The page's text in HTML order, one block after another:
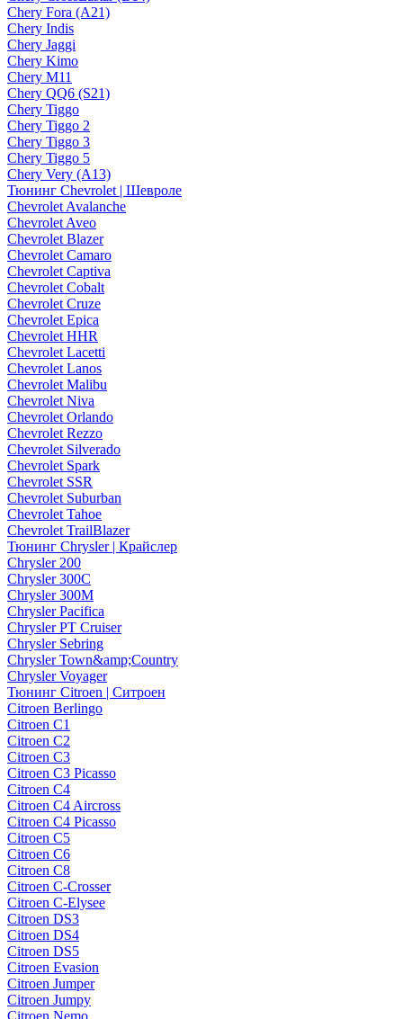
Chery Fora (A21)
Chery Indis
Chery Jaggi
Chery Kimo
Chery M11
Chery QQ6 (S21)
Chery Tiggo
Chery Tiggo 2
Chery Tiggo 3
Chery Tiggo 5
Chery Very (A13)
Тюнинг Chevrolet | Шевроле
Chevrolet Avalanche
Chevrolet Aveo
Chevrolet Blazer
Chevrolet Camaro
Chevrolet Captiva
Chevrolet Cobalt
Chevrolet Cruze
Chevrolet Epica
Chevrolet HHR
Chevrolet Lacetti
Chevrolet Lanos
Chevrolet Malibu
Chevrolet Niva
Chevrolet Orlando
Chevrolet Rezzo
Chevrolet Silverado
Chevrolet Spark
Chevrolet SSR
Chevrolet Suburban
Chevrolet Tahoe
Chevrolet TrailBlazer
Тюнинг Chrysler | Крайслер
Chrysler 200
Chrysler 300C
Chrysler 300M
Chrysler Pacifica
Chrysler PT Cruiser
Chrysler Sebring
Chrysler Town&amp;Country
Chrysler Voyager
Тюнинг Citroen | Ситроен
Citroen Berlingo
Citroen C1
Citroen C2
Citroen C3
Citroen C3 Picasso
Citroen C4
Citroen C4 Aircross
Citroen C4 Picasso
Citroen C5
Citroen C6
Citroen C8
Citroen C-Crosser
Citroen C-Elysee
Citroen DS3
Citroen DS4
Citroen DS5
Citroen Evasion
Citroen Jumper
Citroen Jumpy
Citroen Nemo